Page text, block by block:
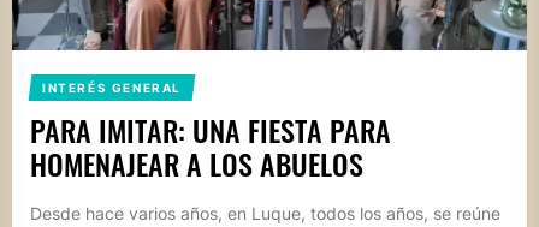
INTERÉS GENERAL
PARA IMITAR: UNA FIESTA PARA
HOMENAJEAR A LOS ABUELOS
Desde hace varios años, en Luque, todos los años, se reúne